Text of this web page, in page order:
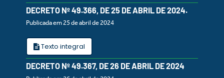
DECRETO Nº 49.366, DE 25 DE ABRIL DE 2024.
Publicada em 25 de abril de 2024
Texto integral
DECRETO Nº 49.367, DE 26 DE ABRIL DE 2024